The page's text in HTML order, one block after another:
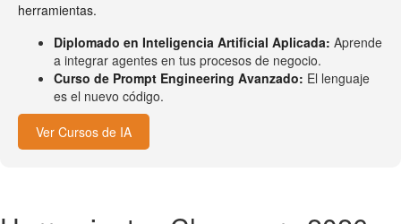
herramientas.
Diplomado en Inteligencia Artificial Aplicada: Aprende
a integrar agentes en tus procesos de negocio.
Curso de Prompt Engineering Avanzado: El lenguaje
es el nuevo código.
Ver Cursos de IA